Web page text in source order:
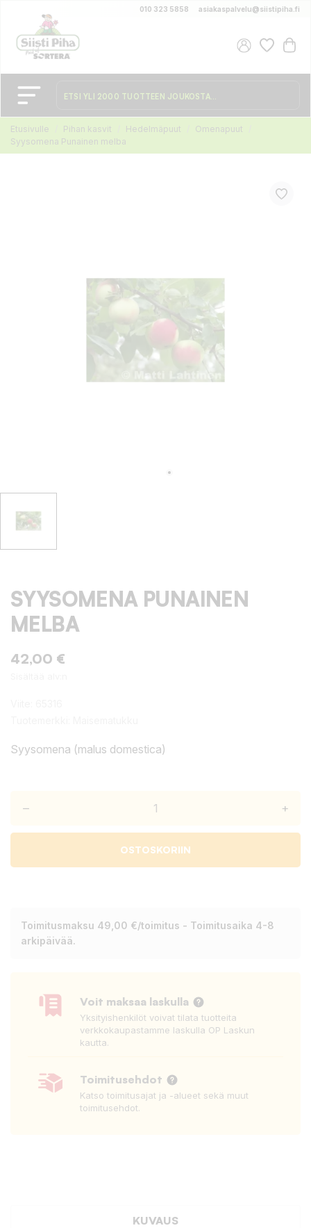
010 323 5858 asiakaspalvelu@siistipiha.fi
Etusivulle Pihan kasvit Hedelmäpuut
Omenapuut
Syysomena Punainen melba
SYYSOMENA PUNAINEN
MELBA
42,00 €
Syysomena (malus domestica)
– +
OSTOSKORIIN
Toimitusmaksu 49,00 €/toimitus - Toimitusaika 4-8
arkipäivää.
Voit maksaa laskulla
Yksityishenkilöt voivat tilata tuotteita
verkkokaupastamme laskulla OP Laskun
kautta.
Toimitusehdot
Katso toimitusajat ja -alueet sekä muut
toimitusehdot.
KUVAUS